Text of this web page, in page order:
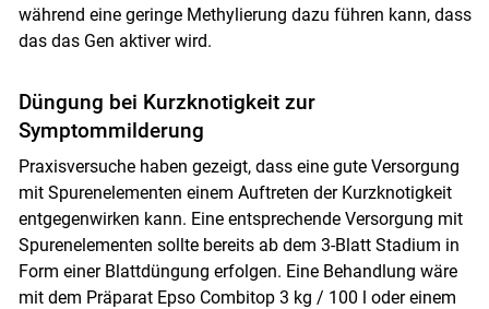
während eine geringe Methylierung dazu führen kann, dass
das das Gen aktiver wird.
Düngung bei Kurzknotigkeit zur
Symptommilderung
Praxisversuche haben gezeigt, dass eine gute Versorgung
mit Spurenelementen einem Auftreten der Kurzknotigkeit
entgegenwirken kann. Eine entsprechende Versorgung mit
Spurenelementen sollte bereits ab dem 3-Blatt Stadium in
Form einer Blattdüngung erfolgen. Eine Behandlung wäre
mit dem Präparat Epso Combitop 3 kg / 100 l oder einem